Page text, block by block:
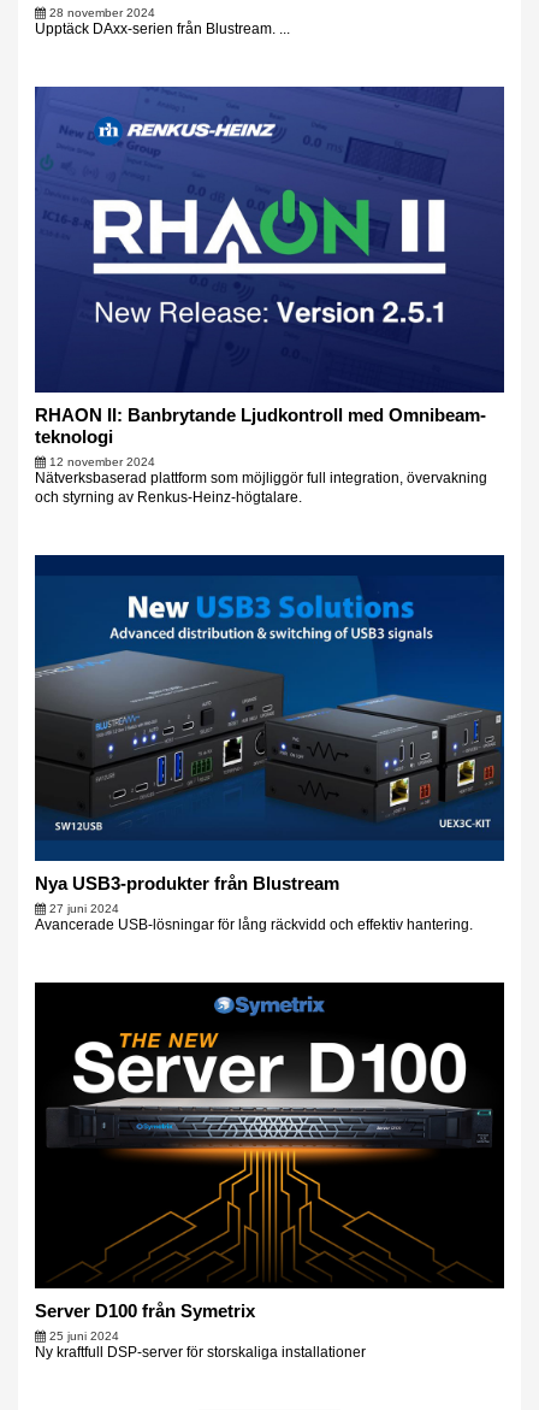
28 november 2024
Upptäck DAxx-serien från Blustream. ...
RHAON II: Banbrytande Ljudkontroll med Omnibeam-
teknologi
12 november 2024
Nätverksbaserad plattform som möjliggör full integration, övervakning
och styrning av Renkus-Heinz-högtalare.
Nya USB3-produkter från Blustream
27 juni 2024
Avancerade USB-lösningar för lång räckvidd och effektiv hantering.
Server D100 från Symetrix
25 juni 2024
Ny kraftfull DSP-server för storskaliga installationer